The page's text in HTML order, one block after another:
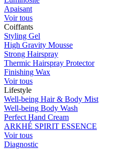
Apaisant
Voir tous
Coiffants
Styling Gel
High Gravity Mousse
Strong Hairspray
Thermic Hairspray Protector
Finishing Wax
Voir tous
Lifestyle
Well-being Hair & Body Mist
Well-being Body Wash
Perfect Hand Cream
ARKHÉ SPIRIT ESSENCE
Voir tous
Diagnostic